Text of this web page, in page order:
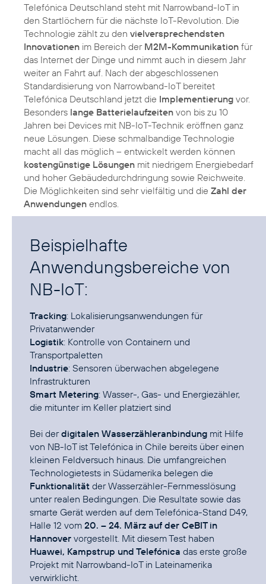
Telefónica Deutschland steht mit Narrowband-IoT in
den Startlöchern für die nächste IoT-Revolution. Die
Technologie zählt zu den vielversprechendsten
Innovationen im Bereich der M2M-Kommunikation für
das Internet der Dinge und nimmt auch in diesem Jahr
weiter an Fahrt auf. Nach der abgeschlossenen
Standardisierung von Narrowband-IoT bereitet
Telefónica Deutschland jetzt die Implementierung vor.
Besonders lange Batterielaufzeiten von bis zu 10
Jahren bei Devices mit NB-IoT-Technik eröffnen ganz
neue Lösungen. Diese schmalbandige Technologie
macht all das möglich – entwickelt werden können
kostengünstige Lösungen mit niedrigem Energiebedarf
und hoher Gebäudedurchdringung sowie Reichweite.
Die Möglichkeiten sind sehr vielfältig und die Zahl der
Anwendungen endlos.
Beispielhafte
Anwendungsbereiche von
NB-IoT:
Tracking: Lokalisierungsanwendungen für
Logistik: Kontrolle von Containern und
Industrie: Sensoren überwachen abgelegene
Smart Metering: Wasser-, Gas- und Energiezähler,
die mitunter im Keller platziert sind
Bei derdigitalen Wasserzähleranbindung mit Hilfe
von NB-IoT ist Telefónica in Chile bereits über einen
kleinen Feldversuch hinaus. Die umfangreichen
Technologietests in Südamerika belegen die
Funktionalität der Wasserzähler-Fernmesslösung
unter realen Bedingungen. Die Resultate sowie das
smarte Gerät werden auf dem Telefónica-Stand D49,
Halle 12 vom 20. – 24. März auf der CeBIT in
Hannover vorgestellt. Mit diesem Test haben
Huawei, Kampstrup und Telefónica das erste große
Projekt mit Narrowband-IoT in Lateinamerika
verwirklicht.